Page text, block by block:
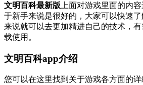
文明百科最新版 上面对游戏里面的内
于新手来说是很好的，大家可以快速
来说就可以去更加精进自己的技术，
载使用。
文明百科app介绍
您可以在这里找到关于游戏各方面的